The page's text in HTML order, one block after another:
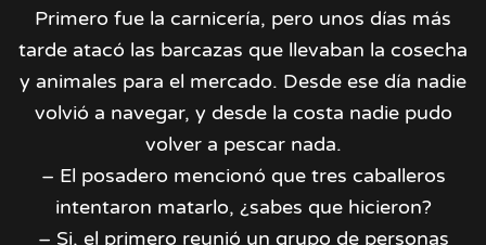
Primero fue la carnicería, pero unos días más
tarde atacó las barcazas que llevaban la cosecha
y animales para el mercado. Desde ese día nadie
volvió a navegar, y desde la costa nadie pudo
volver a pescar nada.
– El posadero mencionó que tres caballeros
intentaron matarlo, ¿sabes que hicieron?
– Si, el primero reunió un grupo de personas